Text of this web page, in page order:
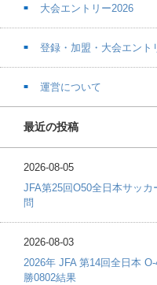
大会エントリー2026
登録・加盟・大会エント
運営について
最近の投稿
2026-08-05
JFA第25回O50全日本サッ
問
2026-08-03
2026年 JFA 第14回全日本
勝0802結果